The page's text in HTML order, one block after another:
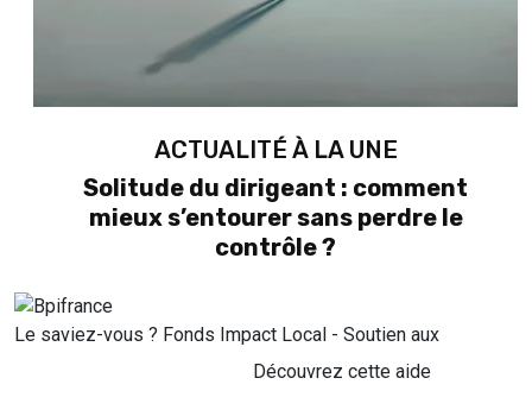
ACTUALITÉ À LA UNE
Solitude du dirigeant : comment
mieux s’entourer sans perdre le
contrôle ?
Le saviez-vous ? Fonds Impact Local - Soutien aux
Découvrez cette aide